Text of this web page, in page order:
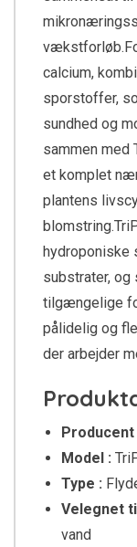
calcium,
sporstoffer,
sundhed og
sammen med
et komplet
plantens
hydroponiske
substrater,
tilgængelige
pålidelig og
der arbejder
Producent
Model :
Type :
Velegnet
vand